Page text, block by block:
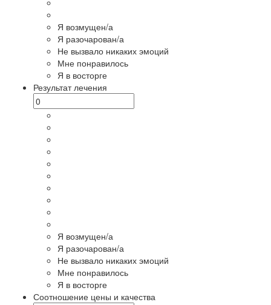
Я возмущен/а
Я разочарован/а
Не вызвало никаких эмоций
Мне понравилось
Я в восторге
Результат лечения
Я возмущен/а
Я разочарован/а
Не вызвало никаких эмоций
Мне понравилось
Я в восторге
Соотношение цены и качества